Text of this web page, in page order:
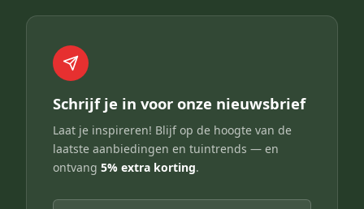
Schrijf je in voor onze nieuwsbrief
Laat je inspireren! Blijf op de hoogte van de
laatste aanbiedingen en tuintrends — en
ontvang 5% extra korting.